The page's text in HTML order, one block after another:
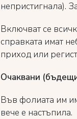
непристигнала).
Включват се
справката имат
приход или
Очаквани
Във фолиата им
вече е настъпила.